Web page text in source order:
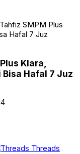
SMPM Plus
Hafal 7 Juz
Klara,
Hafal 7 Juz
Threads